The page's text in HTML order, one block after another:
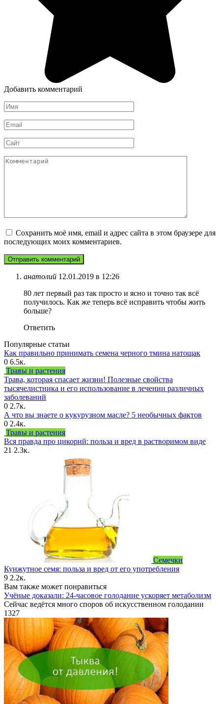
Добавить комментарий
Имя
*
Email
*
Сайт
Комментарий
Сохранить моё имя, email и адрес сайта в этом браузере для
последующих моих комментариев.
анатолий 12.01.2019 в 12:26
80 лет первый раз так просто и ясно и точно так всё
получилось. Как же теперь всё исправить чтобы жить
больше?
Ответить
Популярные статьи
Как правильно принимать семена черного тмина натощак
0 6.5к.
Травы и растения
Трава, которая спасает жизни! Полезные свойства
тысячелистника и его использование в лечении различных
заболеваний
0 2.7к.
А что вы знаете о кукурузном масле? 5 необычных фактов
0 2.4к.
Травы и растения
Вся правда про цикорий: польза и вред в растворимом виде
21 2.3к.
Семечки
Кунжутное семя: польза и вред от его употребления
9 2.2к.
Вам также может понравиться
Учёные доказали: 24-часовое голодание ускоряет метаболизм
Сейчас ведётся много споров об искусственном голодании
1327